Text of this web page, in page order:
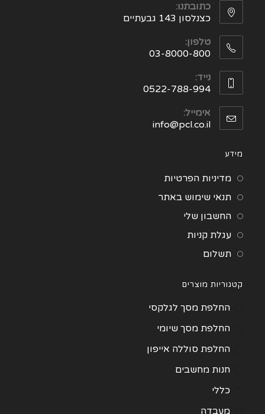
כתובתנו:
כצנלסון 143 גבעתיים
טלפון:
03-8000-800
נייד:
0522-788-994
אימייל:
info@pcl.co.il
מידע
מדיניות הפרטיות
תנאי שימוש באתר
החשבון שלי
עגלת קניות
תשלום
קטגוריות מוצרים
החלפת מסך לגלקסי
החלפת מסך שיומי
החלפת סוללה אייפון
חנות מחשבים
כללי
מעבדה